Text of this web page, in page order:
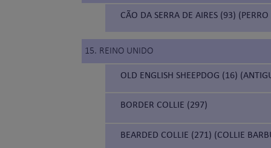
CÃO DA SERRA DE AIRES (93)
15. REINO UNIDO
OLD ENGLISH SHEEPDOG (16)
BORDER COLLIE (297)
BEARDED COLLIE (271) (COLLIE